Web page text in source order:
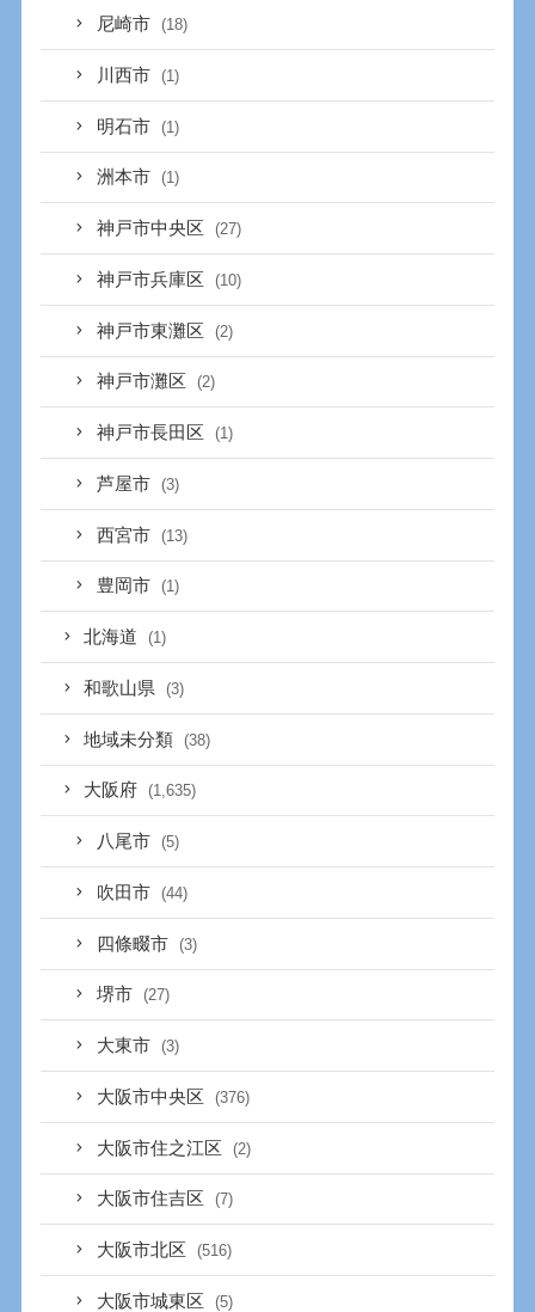
尼崎市 (18)
川西市 (1)
明石市 (1)
洲本市 (1)
神戸市中央区 (27)
神戸市兵庫区 (10)
神戸市東灘区 (2)
神戸市灘区 (2)
神戸市長田区 (1)
芦屋市 (3)
西宮市 (13)
豊岡市 (1)
北海道 (1)
和歌山県 (3)
地域未分類 (38)
大阪府 (1,635)
八尾市 (5)
吹田市 (44)
四條畷市 (3)
堺市 (27)
大東市 (3)
大阪市中央区 (376)
大阪市住之江区 (2)
大阪市住吉区 (7)
大阪市北区 (516)
大阪市城東区 (5)